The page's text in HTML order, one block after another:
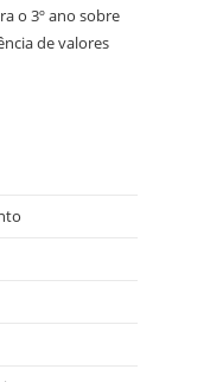
o 3º ano sobre
de valores